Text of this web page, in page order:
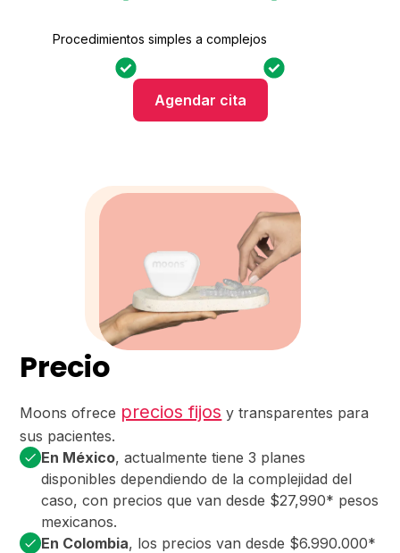
Procedimientos simples a complejos
Agendar cita
Precio
Moons ofrece precios fijos y transparentes para
sus pacientes.
En México, actualmente tiene 3 planes
disponibles dependiendo de la complejidad del
caso, con precios que van desde $27,990* pesos
mexicanos.
En Colombia, los precios van desde $6.990.000*